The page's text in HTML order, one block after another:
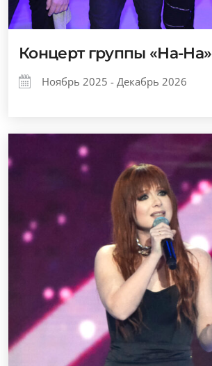
Концерт группы «На-На»
Ноябрь 2025 - Декабрь 2026